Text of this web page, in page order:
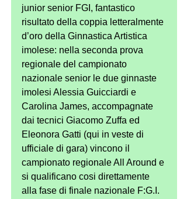
junior senior FGI, fantastico
risultato della coppia letteralmente
d’oro della Ginnastica Artistica
imolese: nella seconda prova
regionale del campionato
nazionale senior le due ginnaste
imolesi Alessia Guicciardi e
Carolina James, accompagnate
dai tecnici Giacomo Zuffa ed
Eleonora Gatti (qui in veste di
ufficiale di gara) vincono il
campionato regionale All Around e
si qualificano cosi direttamente
alla fase di finale nazionale F:G.I.